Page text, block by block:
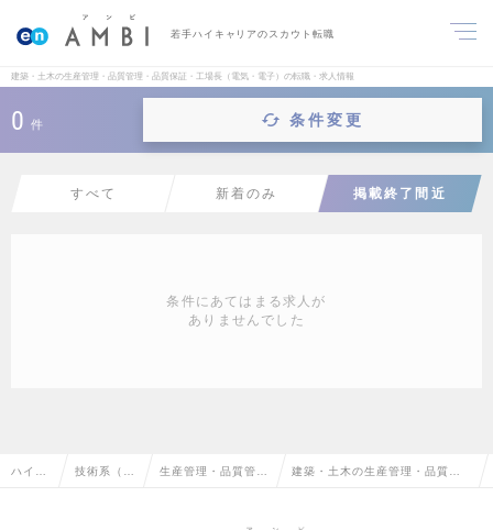
若手ハイキャリアのスカウト転職
建築・土木の生産管理・品質管理・品質保証・工場長（電気・電子）の転職・求人情報
0 件 条件変更
すべて 新着のみ 掲載終了間近
条件にあてはまる求人が
ありませんでした
ハイク 技術系（電 生産管理・品質管 建築・土木の生産管理・品質管